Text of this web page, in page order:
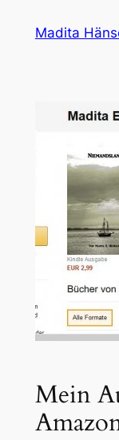
InhaltMadita
Mein